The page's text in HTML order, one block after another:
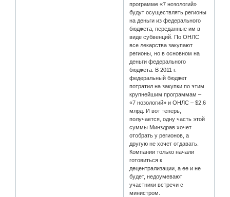
программе «7 нозологий»
будут осуществлять регионы
на деньги из федерального
бюджета, переданные им в
виде субвенций. По ОНЛС
все лекарства закупают
регионы, но в основном на
деньги федерального
бюджета. В 2011 г.
федеральный бюджет
потратил на закупки по этим
крупнейшим программам –
«7 нозологий» и ОНЛС – $2,6
млрд. И вот теперь,
получается, одну часть этой
суммы Минздрав хочет
отобрать у регионов, а
другую не хочет отдавать.
Компании только начали
готовиться к
децентрализации, а ее и не
будет, недоумевают
участники встречи с
министром.